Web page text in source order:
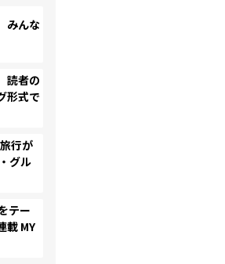
みんな
読者の
形式で
行が
グル
テー
載 MY